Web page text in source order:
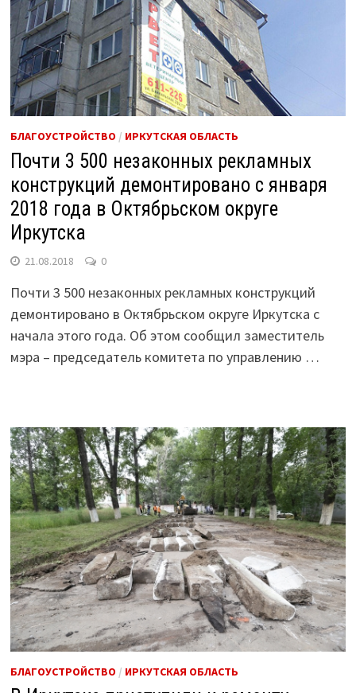
БЛАГОУСТРОЙСТВО / ИРКУТСКАЯ ОБЛАСТЬ
Почти 3 500 незаконных рекламных
конструкций демонтировано с января
2018 года в Октябрьском округе
Иркутска
21.08.2018 0
Почти 3 500 незаконных рекламных конструкций
демонтировано в Октябрьском округе Иркутска с
начала этого года. Об этом сообщил заместитель
мэра – председатель комитета по управлению …
БЛАГОУСТРОЙСТВО / ИРКУТСКАЯ ОБЛАСТЬ